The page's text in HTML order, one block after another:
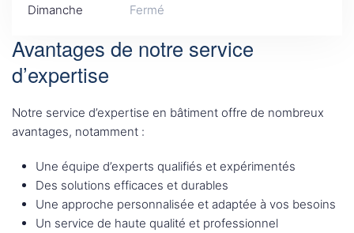
Dimanche
Fermé
Avantages de notre service
d’expertise
Notre service d’expertise en bâtiment offre de nombreux
avantages, notamment :
Une équipe d’experts qualifiés et expérimentés
Des solutions efficaces et durables
Une approche personnalisée et adaptée à vos besoins
Un service de haute qualité et professionnel